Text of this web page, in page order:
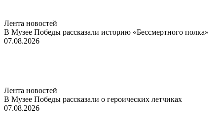
Лента новостей
В Музее Победы рассказали историю «Бессмертного полка»
07.08.2026
Лента новостей
В Музее Победы рассказали о героических летчиках
07.08.2026